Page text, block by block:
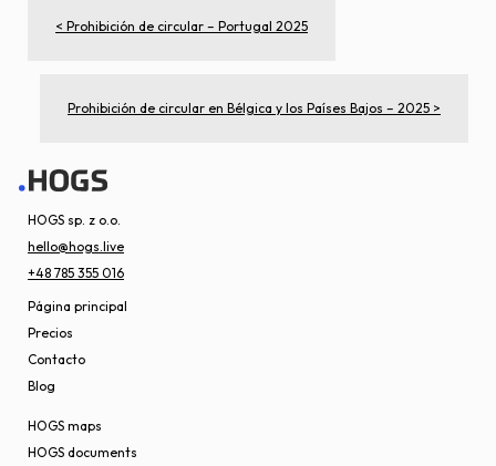
< Prohibición de circular – Portugal 2025
Prohibición de circular en Bélgica y los Países Bajos – 2025 >
HOGS sp. z o.o.
hello@hogs.live
+48 785 355 016
Página principal
Precios
Contacto
Blog
HOGS maps
HOGS documents